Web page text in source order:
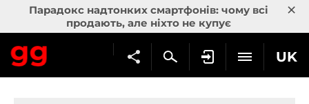
Парадокс надтонких смартфонів: чому всі
продають, але ніхто не купує
×
UK